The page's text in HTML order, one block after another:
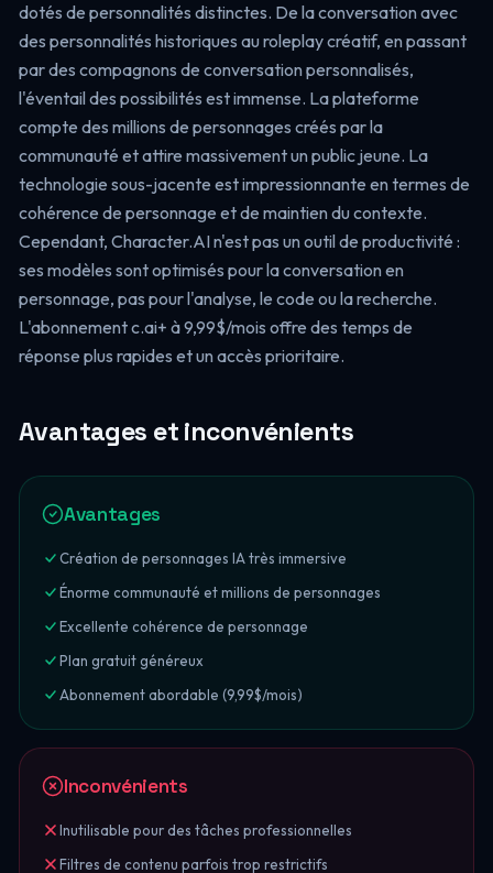
dotés de personnalités distinctes. De la conversation avec
des personnalités historiques au roleplay créatif, en passant
par des compagnons de conversation personnalisés,
l'éventail des possibilités est immense. La plateforme
compte des millions de personnages créés par la
communauté et attire massivement un public jeune. La
technologie sous-jacente est impressionnante en termes de
cohérence de personnage et de maintien du contexte.
Cependant, Character.AI n'est pas un outil de productivité :
ses modèles sont optimisés pour la conversation en
personnage, pas pour l'analyse, le code ou la recherche.
L'abonnement c.ai+ à 9,99$/mois offre des temps de
réponse plus rapides et un accès prioritaire.
Avantages et inconvénients
Avantages
Création de personnages IA très immersive
Énorme communauté et millions de personnages
Excellente cohérence de personnage
Plan gratuit généreux
Abonnement abordable (9,99$/mois)
Inconvénients
Inutilisable pour des tâches professionnelles
Filtres de contenu parfois trop restrictifs